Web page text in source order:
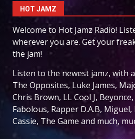
HOT JAMZ
Welcome to Hot Jamz Radio!
wherever you are. Get your
the jam!
Listen to the newest jamz, with
The Opposites, Luke James,
Chris Brown, LL Cool J,
Fabolous, Rapper D.A.B,
Cassie, The Game and much,